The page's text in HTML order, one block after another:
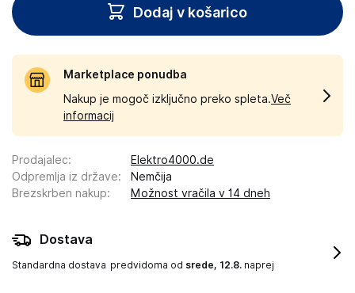
Dodaj v košarico
Marketplace ponudba
Nakup je mogoč izključno preko spleta.Več
informacij
Prodajalec:
Elektro4000.de
Odpremlja iz države:
Nemčija
Brezskrben nakup: Možnost vračila v 14 dneh
Dostava
Standardna dostava predvidoma od srede, 12.8. naprej